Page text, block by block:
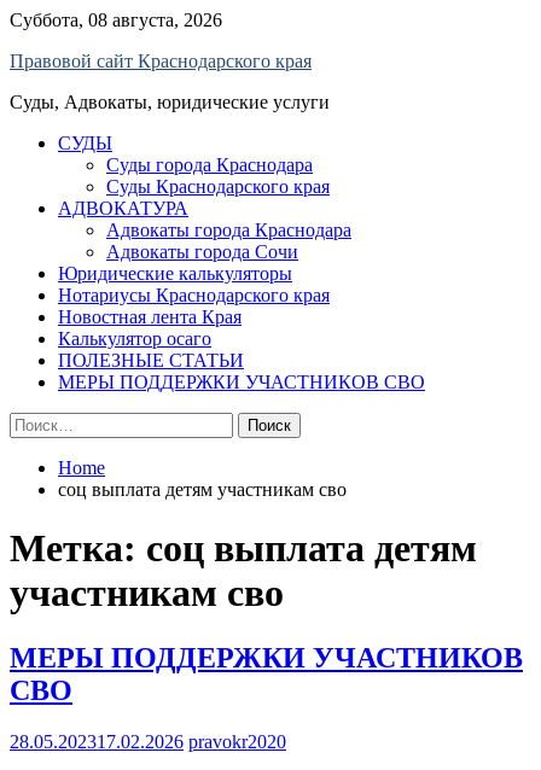
Skip
content
Суббота, 08 августа, 2026
Правовой сайт Краснодарского края
Суды, Адвокаты, юридические услуги
СУДЫ
Суды города Краснодара
Суды Краснодарского края
АДВОКАТУРА
Адвокаты города Краснодара
Адвокаты города Сочи
Юридические калькуляторы
Нотариусы Краснодарского края
Новостная лента Края
Калькулятор осаго
ПОЛЕЗНЫЕ СТАТЬИ
МЕРЫ ПОДДЕРЖКИ УЧАСТНИКОВ СВО
Найти:
Home
соц выплата детям участникам сво
Метка: соц выплата детям
участникам сво
МЕРЫ ПОДДЕРЖКИ УЧАСТНИКОВ
СВО
28.05.202317.02.2026 pravokr2020